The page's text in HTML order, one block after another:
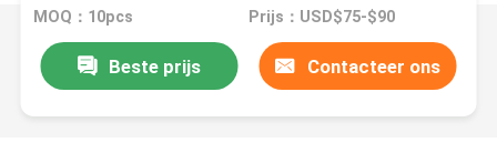
MOQ：10pcs Prijs：USD$75-$90
Beste prijs Contacteer ons